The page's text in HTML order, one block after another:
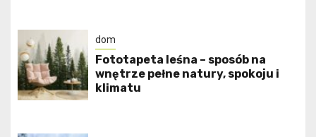
dom
​Fototapeta leśna – sposób na
wnętrze pełne natury, spokoju i
klimatu